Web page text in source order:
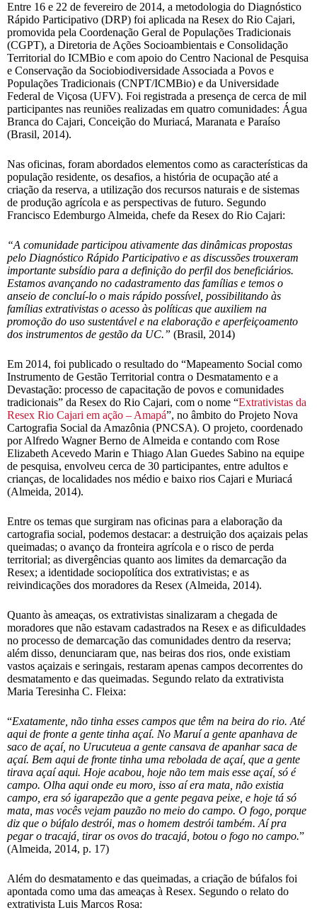
Entre 16 e 22 de fevereiro de 2014, a metodologia do Diagnóstico
Rápido Participativo (DRP) foi aplicada na Resex do Rio Cajari,
promovida pela Coordenação Geral de Populações Tradicionais
(CGPT), a Diretoria de Ações Socioambientais e Consolidação
Territorial do ICMBio e com apoio do Centro Nacional de Pesquisa
e Conservação da Sociobiodiversidade Associada a Povos e
Populações Tradicionais (CNPT/ICMBio) e da Universidade
Federal de Viçosa (UFV). Foi registrada a presença de cerca de mil
participantes nas reuniões realizadas em quatro comunidades: Água
Branca do Cajari, Conceição do Muriacá, Maranata e Paraíso
(Brasil, 2014).
Nas oficinas, foram abordados elementos como as características da
população residente, os desafios, a história de ocupação até a
criação da reserva, a utilização dos recursos naturais e de sistemas
de produção agrícola e as perspectivas de futuro. Segundo
Francisco Edemburgo Almeida, chefe da Resex do Rio Cajari:
“A comunidade participou ativamente das dinâmicas propostas
pelo Diagnóstico Rápido Participativo e as discussões trouxeram
importante subsídio para a definição do perfil dos beneficiários.
Estamos avançando no cadastramento das famílias e temos o
anseio de concluí-lo o mais rápido possível, possibilitando às
famílias extrativistas o acesso às políticas que auxiliem na
promoção do uso sustentável e na elaboração e aperfeiçoamento
dos instrumentos de gestão da UC.” (Brasil, 2014)
Em 2014, foi publicado o resultado do “Mapeamento Social como
Instrumento de Gestão Territorial contra o Desmatamento e a
Devastação: processo de capacitação de povos e comunidades
tradicionais” da Resex do Rio Cajari, com o nome “Extrativistas da
Resex Rio Cajari em ação – Amapá”, no âmbito do Projeto Nova
Cartografia Social da Amazônia (PNCSA). O projeto, coordenado
por Alfredo Wagner Berno de Almeida e contando com Rose
Elizabeth Acevedo Marin e Thiago Alan Guedes Sabino na equipe
de pesquisa, envolveu cerca de 30 participantes, entre adultos e
crianças, de localidades nos médio e baixo rios Cajari e Muriacá
(Almeida, 2014).
Entre os temas que surgiram nas oficinas para a elaboração da
cartografia social, podemos destacar: a destruição dos açaizais pelas
queimadas; o avanço da fronteira agrícola e o risco de perda
territorial; as divergências quanto aos limites da demarcação da
Resex; a identidade sociopolítica dos extrativistas; e as
reivindicações dos moradores da Resex (Almeida, 2014).
Quanto às ameaças, os extrativistas sinalizaram a chegada de
moradores que não estavam cadastrados na Resex e as dificuldades
no processo de demarcação das comunidades dentro da reserva;
além disso, denunciaram que, nas beiras dos rios, onde existiam
vastos açaizais e seringais, restaram apenas campos decorrentes do
desmatamento e das queimadas. Segundo relato da extrativista
Maria Teresinha C. Fleixa:
“Exatamente, não tinha esses campos que têm na beira do rio. Até
aqui de fronte a gente tinha açaí. No Maruí a gente apanhava de
saco de açaí, no Urucuteua a gente cansava de apanhar saca de
açaí. Bem aqui de fronte tinha uma rebolada de açaí, que a gente
tirava açaí aqui. Hoje acabou, hoje não tem mais esse açaí, só é
campo. Olha aqui onde eu moro, isso aí era mata, não existia
campo, era só igarapezão que a gente pegava peixe, e hoje tá só
mata, mas vocês vejam pauzão no meio do campo. O fogo, porque
diz que o búfalo destrói, mas o homem destrói também. Aí pra
pegar o tracajá, tirar os ovos do tracajá, botou o fogo no campo.”
(Almeida, 2014, p. 17)
Além do desmatamento e das queimadas, a criação de búfalos foi
apontada como uma das ameaças à Resex. Segundo o relato do
extrativista Luis Marcos Rosa: